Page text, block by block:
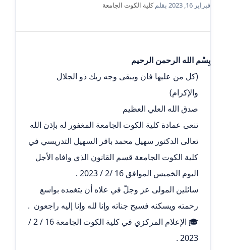
فبراير 16, 2023 بقلمكلية الكوت الجامعة
بِسْم الله الرحمن الرحيم
(كل من عليها فان ويبقى وجه ربك ذو الجلال
والإكرام)
صدق الله العلي العظيم
تنعى عمادة كلية الكوت الجامعة المغفور له بإذن الله
تعالى الدكتور سهيل محمد باقر السهيل التدريسي في
كلية الكوت الجامعة قسم القانون الذي وافاه الأجل
اليوم الخميس الموافق 16 /2 / 2023 .
سائلين المولى عز وجلّ في علاه أن يتغمده بواسع
رحمته ويسكنه فسيح جناته وإنا لله وإنا إليه راجعون .
🎓 الإعلام المركزي في كلية الكوت الجامعة 16 / 2 /
2023 .